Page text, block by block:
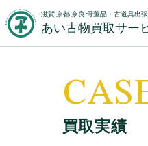
滋賀 京都 奈良 骨董品・古道具出
あい古物買取サー
買取実績